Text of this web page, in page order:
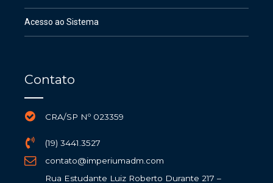
Acesso ao Sistema
Contato
CRA/SP Nº 023359
(19) 3441.3527
contato@imperiumadm.com
Rua Estudante Luiz Roberto Durante 217 –